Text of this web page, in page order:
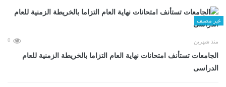
غير مصنف
منذ شهرين 0
الجامعات تستأنف امتحانات نهاية العام التزاما بالخريطة الزمنية للعام
الدراسى